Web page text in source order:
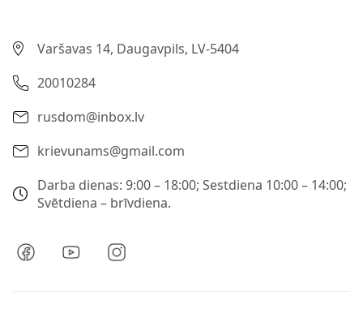
Varšavas 14, Daugavpils, LV-5404
20010284
rusdom@inbox.lv
krievunams@gmail.com
Darba dienas: 9:00 – 18:00; Sestdiena 10:00 – 14:00;
Svētdiena – brīvdiena.